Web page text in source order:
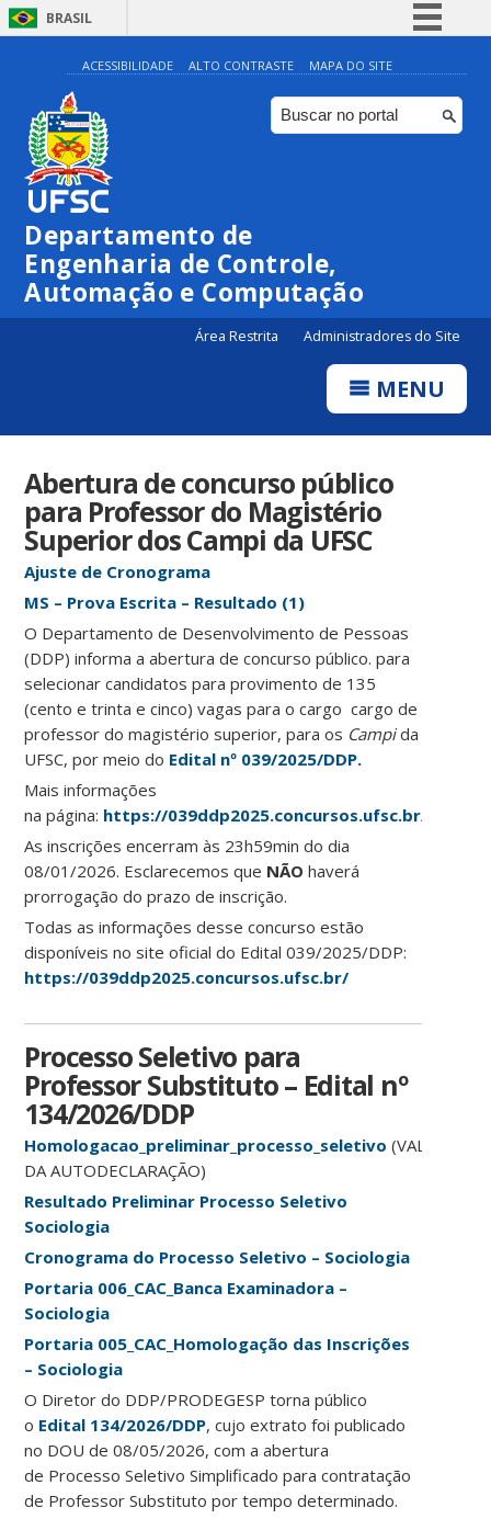
BRASIL
Simplifique!
Comunica BR
Participe
ACESSIBILIDADE ALTO CONTRASTE MAPA DO SITE
Departamento de
Engenharia de Controle,
Automação e Computação
Área Restrita Administradores do Site
MENU
Abertura de concurso público
para Professor do Magistério
Superior dos Campi da UFSC
Ajuste de Cronograma
MS – Prova Escrita – Resultado (1)
O Departamento de Desenvolvimento de Pessoas
(DDP) informa a abertura de concurso público. para
selecionar candidatos para provimento de 135
(cento e trinta e cinco) vagas para o cargo cargo de
professor do magistério superior, para os Campida
UFSC, por meio do Edital nº 039/2025/DDP.
Mais informações
na página: https://039ddp2025.concursos.ufsc.br/
As inscrições encerram às 23h59min do dia
08/01/2026. Esclarecemos que NÃO haverá
prorrogação do prazo de inscrição.
Todas as informações desse concurso estão
disponíveis no site oficial do Edital 039/2025/DDP:
https://039ddp2025.concursos.ufsc.br/
Processo Seletivo para
Professor Substituto – Edital nº
134/2026/DDP
Homologacao_preliminar_processo_seletivo (VALIDAÇÃO
DA AUTODECLARAÇÃO)
Resultado Preliminar Processo Seletivo
Sociologia
Cronograma do Processo Seletivo – Sociologia
Portaria 006_CAC_Banca Examinadora –
Sociologia
Portaria 005_CAC_Homologação das Inscrições
– Sociologia
O Diretor do DDP/PRODEGESP torna público
o Edital 134/2026/DDP, cujo extrato foi publicado
no DOU de 08/05/2026, com a abertura
de Processo Seletivo Simplificado para contratação
de Professor Substituto por tempo determinado.